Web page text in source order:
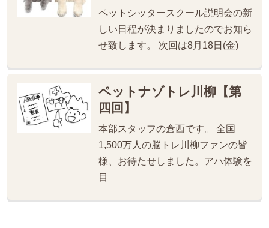
ペットシッタースクール説明会の新
しい日程が決まりましたのでお知ら
せ致します。 次回は8月18日(金)
ペットナゾトレ川柳【第
四回】
本部スタッフの倉西です。 全国
1,500万人の脳トレ川柳ファンの皆
様、お待たせしました。アハ体験を
目